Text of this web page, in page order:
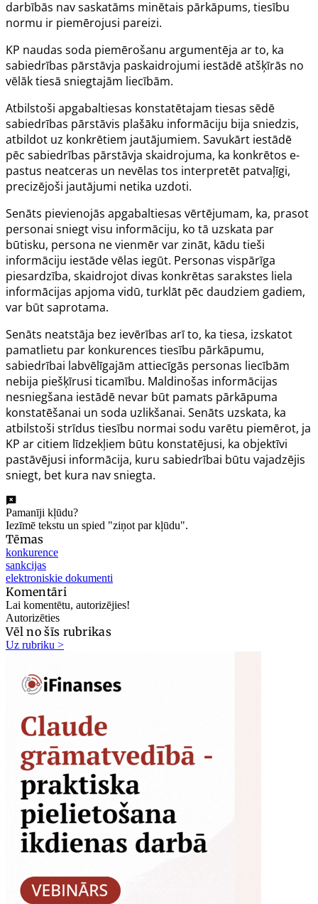
darbībās nav saskatāms minētais pārkāpums, tiesību
normu ir piemērojusi pareizi.
KP naudas soda piemērošanu argumentēja ar to, ka
sabiedrības pārstāvja paskaidrojumi iestādē atšķīrās no
vēlāk tiesā sniegtajām liecībām.
Atbilstoši apgabaltiesas konstatētajam tiesas sēdē
sabiedrības pārstāvis plašāku informāciju bija sniedzis,
atbildot uz konkrētiem jautājumiem. Savukārt iestādē
pēc sabiedrības pārstāvja skaidrojuma, ka konkrētos e-
pastus neatceras un nevēlas tos interpretēt patvaļīgi,
precizējoši jautājumi netika uzdoti.
Senāts pievienojās apgabaltiesas vērtējumam, ka, prasot
personai sniegt visu informāciju, ko tā uzskata par
būtisku, persona ne vienmēr var zināt, kādu tieši
informāciju iestāde vēlas iegūt. Personas vispārīga
piesardzība, skaidrojot divas konkrētas sarakstes liela
informācijas apjoma vidū, turklāt pēc daudziem gadiem,
var būt saprotama.
Senāts neatstāja bez ievērības arī to, ka tiesa, izskatot
pamatlietu par konkurences tiesību pārkāpumu,
sabiedrībai labvēlīgajām attiecīgās personas liecībām
nebija piešķīrusi ticamību. Maldinošas informācijas
nesniegšana iestādē nevar būt pamats pārkāpuma
konstatēšanai un soda uzlikšanai. Senāts uzskata, ka
atbilstoši strīdus tiesību normai sodu varētu piemērot, ja
KP ar citiem līdzekļiem būtu konstatējusi, ka objektīvi
pastāvējusi informācija, kuru sabiedrībai būtu vajadzējis
sniegt, bet kura nav sniegta.
Pamanīji kļūdu?
Iezīmē tekstu un spied "ziņot par kļūdu".
Tēmas
konkurence
sankcijas
elektroniskie dokumenti
Komentāri
Lai komentētu, autorizējies!
Autorizēties
Vēl no šīs rubrikas
Uz rubriku >